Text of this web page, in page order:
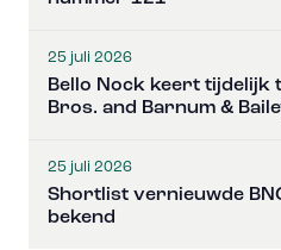
25 juli 2026
Bello Nock keert tijdelijk
Bros. and Barnum &
25 juli 2026
Shortlist vernieuwde
bekend